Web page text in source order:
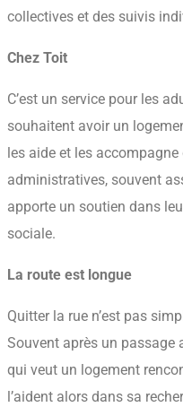
collectives et des suivis
Chez Toit
C’est un service pour les
souhaitent avoir un
les aide et les
administratives, souvent
apporte un soutien dans
sociale.
La route est longue
Quitter la rue n’est pas
Souvent après un passage
qui veut un logement
l’aident alors dans sa